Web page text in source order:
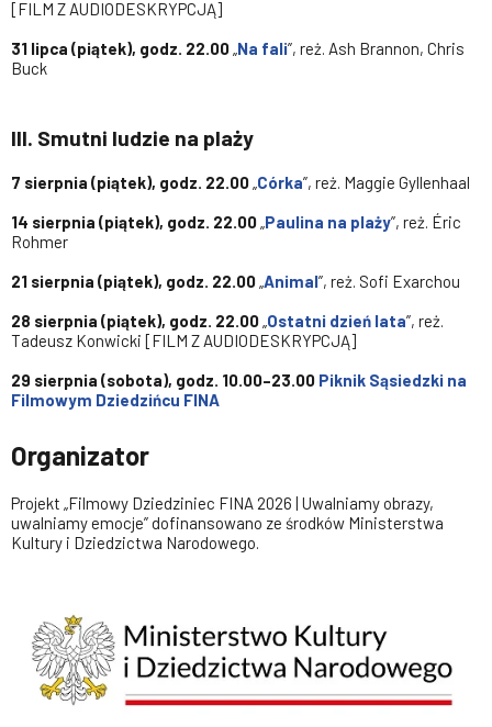
[FILM Z AUDIODESKRYPCJĄ]
31 lipca (piątek), godz. 22.00„Na fali”, reż. Ash Brannon, Chris
Buck
III. Smutni ludzie na plaży
7 sierpnia (piątek), godz. 22.00„Córka”, reż. Maggie Gyllenhaal
14 sierpnia (piątek), godz. 22.00„Paulina na plaży”, reż. Éric
Rohmer
21 sierpnia (piątek), godz. 22.00„Animal”, reż. Sofi Exarchou
28 sierpnia (piątek), godz. 22.00„Ostatni dzień lata”, reż.
Tadeusz Konwicki [FILM Z AUDIODESKRYPCJĄ]
29 sierpnia (sobota), godz. 10.00–23.00 Piknik Sąsiedzki na
Filmowym Dziedzińcu FINA
Organizator
Projekt „Filmowy Dziedziniec FINA 2026 | Uwalniamy obrazy,
uwalniamy emocje” dofinansowano ze środków Ministerstwa
Kultury i Dziedzictwa Narodowego.